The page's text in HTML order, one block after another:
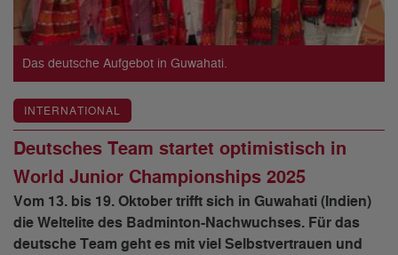
Das deutsche Aufgebot in Guwahati.
INTERNATIONAL
Deutsches Team startet optimistisch in
World Junior Championships 2025
Vom 13. bis 19. Oktober trifft sich in Guwahati (Indien)
die Weltelite des Badminton-Nachwuchses. Für das
deutsche Team geht es mit viel Selbstvertrauen und